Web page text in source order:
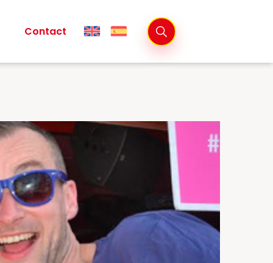
Contact